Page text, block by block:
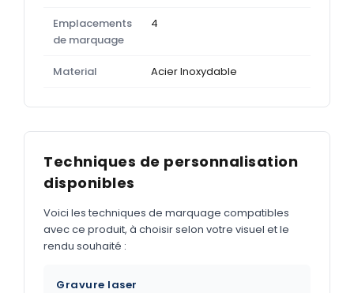
Emplacements
de marquage
4
Material Acier Inoxydable
Techniques de personnalisation
disponibles
Voici les techniques de marquage compatibles
avec ce produit, à choisir selon votre visuel et le
rendu souhaité :
Gravure laser